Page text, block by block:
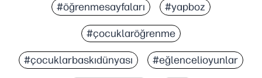
#öğrenmesayfaları #yapboz
#çocuklaröğrenme
#çocuklarbaskıdünyası #eğlencelioyunlar